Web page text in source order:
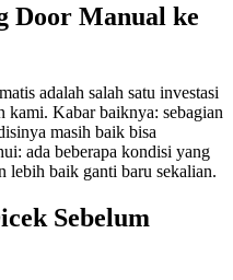
Door Manual ke
adalah salah satu investasi
Kabar baiknya: sebagian
masih baik bisa
ada beberapa kondisi yang
baik ganti baru sekalian.
Sebelum